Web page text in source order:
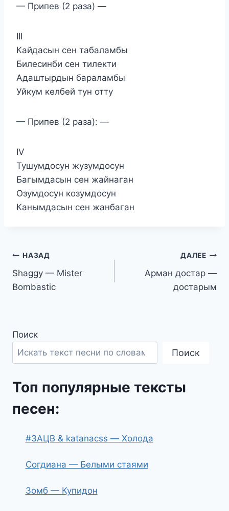
— Припев (2 раза) —
III
Кайдасын сен табаламбы
Билесинби сен тилекти
Адаштырдын бараламбы
Уйкум келбей тун отту
— Припев (2 раза): —
IV
Тушумдосун жузумдосун
Багымдасын сен жайнаган
Озумдосун козумдосун
Канымдасын сен жанбаган
Навигация
по
НАЗАД
Shaggy — Mister
Bombastic
ДАЛЕЕ
Арман достар —
достарым
Поиск
Поиск
Топ популярные тексты
песен:
#ЗАЦВ & katanacss — Холода
Согдиана — Белыми стаями
Зомб — Купидон